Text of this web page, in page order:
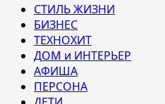
СТИЛЬ ЖИЗНИ
БИЗНЕС
ТЕХНОХИТ
ДОМ и ИНТЕРЬЕР
АФИША
ПЕРСОНА